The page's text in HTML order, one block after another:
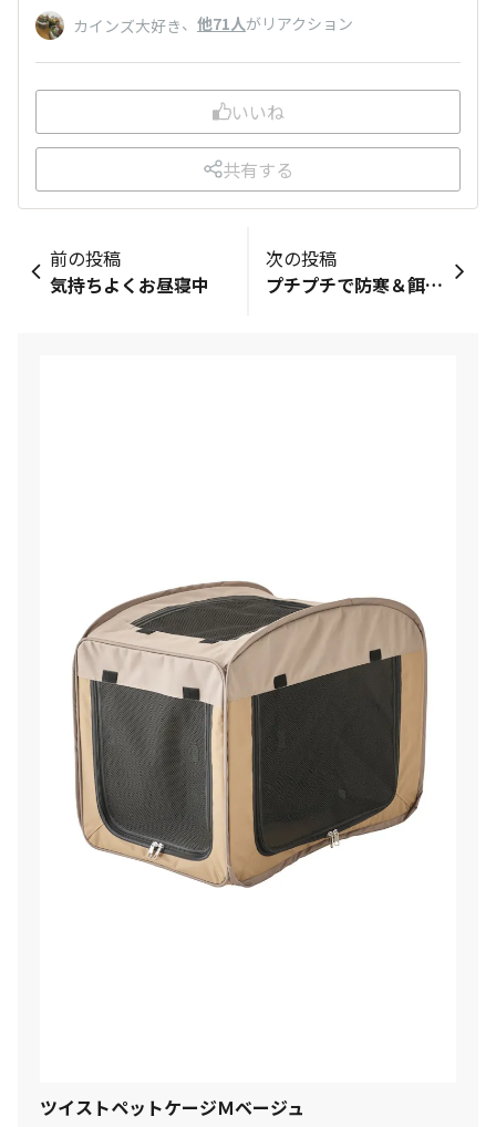
カインズ大好き、 他71人がリアクション
いいね
共有する
ツイストペットケージＭベージュ
前の投稿
気持ちよくお昼寝中
次の投稿
プチプチで防寒＆餌飛散防止